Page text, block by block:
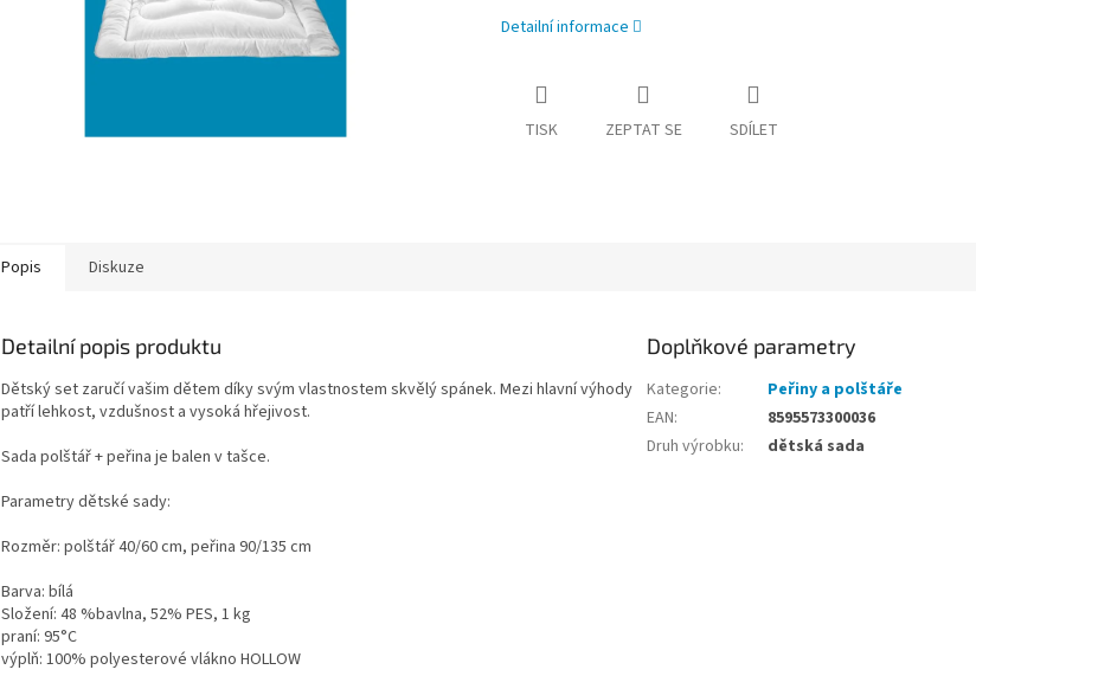
Detailní informace
TISK ZEPTAT SE SDÍLET
Popis Diskuze
Detailní popis produktu
Dětský set zaručí vašim dětem díky svým vlastnostem skvělý spánek. Mezi hlavní výhody
patří lehkost, vzdušnost a vysoká hřejivost.
Sada polštář + peřina je balen v tašce.
Parametry dětské sady:
Rozměr: polštář 40/60 cm, peřina 90/135 cm
Barva: bílá
Složení: 48 %bavlna, 52% PES, 1 kg
praní: 95°C
výplň: 100% polyesterové vlákno HOLLOW
Doplňkové parametry
Kategorie:
Peřiny a polštáře
EAN:
8595573300036
Druh výrobku: dětská sada